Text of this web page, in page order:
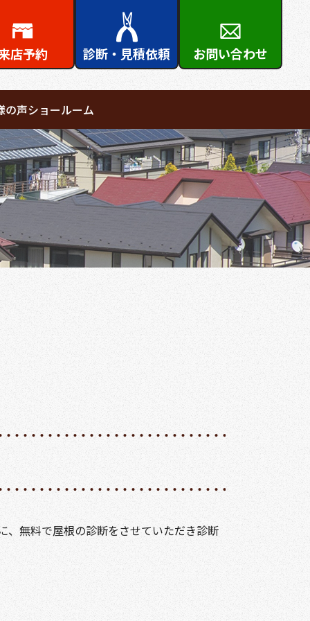
店予約 診断・見積依頼 お問い合わせ
の声ショールーム
、無料で屋根の診断をさせていただき診断